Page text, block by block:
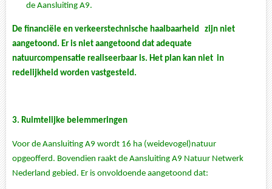
de Aansluiting A9.
De financiële en verkeerstechnische haalbaarheid zijn niet
aangetoond. Er is niet aangetoond dat adequate
natuurcompensatie realiseerbaar is. Het plan kan niet in
redelijkheid worden vastgesteld.
3. Ruimtelijke belemmeringen
Voor de Aansluiting A9 wordt 16 ha (weidevogel)natuur
opgeofferd. Bovendien raakt de Aansluiting A9 Natuur Netwerk
Nederland gebied. Er is onvoldoende aangetoond dat: